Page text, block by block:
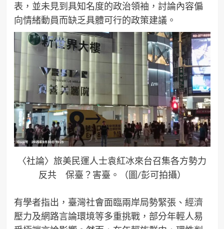
表，並未見到具知名度的政治領袖，討論內容偏
向情緒動員而缺乏具體可行的政策建議。
〈社論〉旅美民運人士袁紅冰來台召集各方勢力
反共 保臺？害臺。（圖/彭可拍攝）
有學者指出，臺灣社會面臨兩岸局勢緊張、經濟
壓力及網路言論環境等多重挑戰，部分年輕人易